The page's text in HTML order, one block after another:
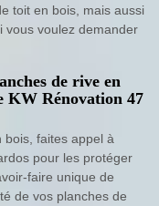
toit en bois, mais aussi
vous voulez demander
de rive en
KW Rénovation 47
bois, faites appel à
pour les protéger
faire unique de
de vos planches de